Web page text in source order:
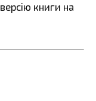
книги на